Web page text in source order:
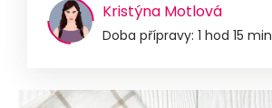
Kristýna Motlová
Doba přípravy: 1 hod 15 min